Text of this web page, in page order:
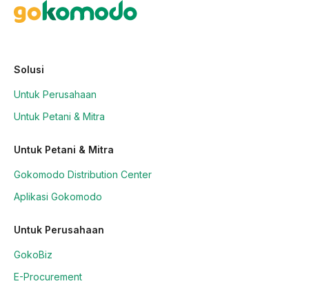
Solusi
Untuk Perusahaan
Untuk Petani & Mitra
Untuk Petani & Mitra
Gokomodo Distribution Center
Aplikasi Gokomodo
Untuk Perusahaan
GokoBiz
E-Procurement